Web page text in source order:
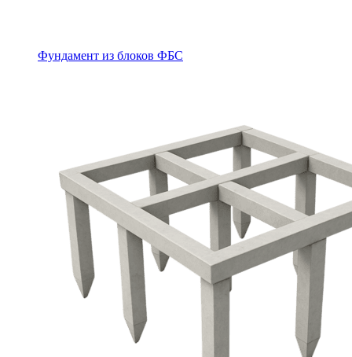
Фундамент из блоков ФБС